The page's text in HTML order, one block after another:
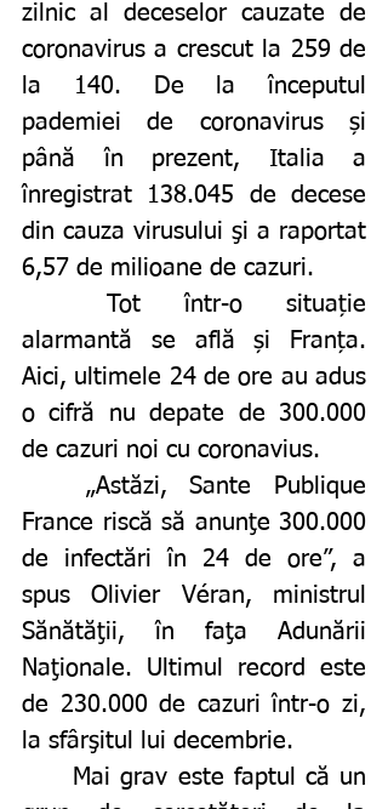
zilnic al deceselor cauzate de
coronavirus a crescut la 259 de
la 140. De la începutul
pademiei de coronavirus și
până în prezent, Italia a
înregistrat 138.045 de decese
din cauza virusului şi a raportat
6,57 de milioane de cazuri.
alarmantă se află și Franța.
Aici, ultimele 24 de ore au adus
o cifră nu depate de 300.000
de cazuri noi cu coronavius.
France riscă să anunţe 300.000
de infectări în 24 de ore”, a
spus Olivier Véran, ministrul
Sănătăţii, în faţa Adunării
Naţionale. Ultimul record este
de 230.000 de cazuri într-o zi,
la sfârşitul lui decembrie.